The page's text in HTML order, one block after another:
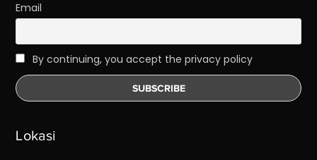
Email
By continuing, you accept the privacy policy
Lokasi